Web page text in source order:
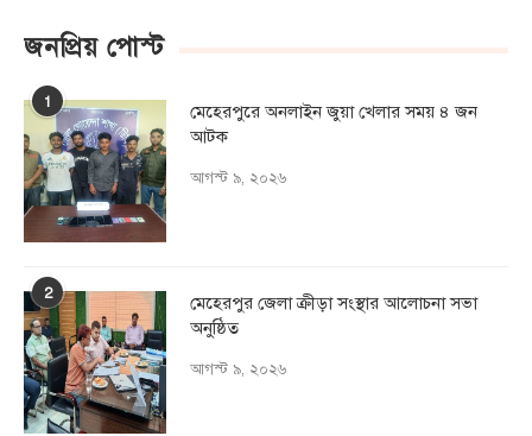
জনপ্রিয় পোস্ট
1
মেহেরপুরে অনলাইন জুয়া খেলার সময় ৪ জন
আটক
আগস্ট ৯, ২০২৬
2
মেহেরপুর জেলা ক্রীড়া সংস্থার আলোচনা সভা
অনুষ্ঠিত
আগস্ট ৯, ২০২৬